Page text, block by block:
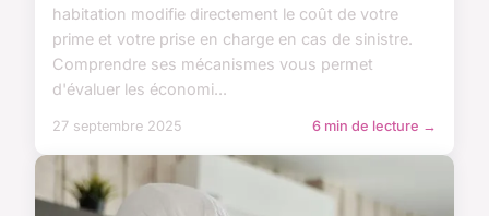
habitation modifie directement le coût de votre
prime et votre prise en charge en cas de sinistre.
Comprendre ses mécanismes vous permet
d'évaluer les économi...
27 septembre 2025 6 min de lecture →